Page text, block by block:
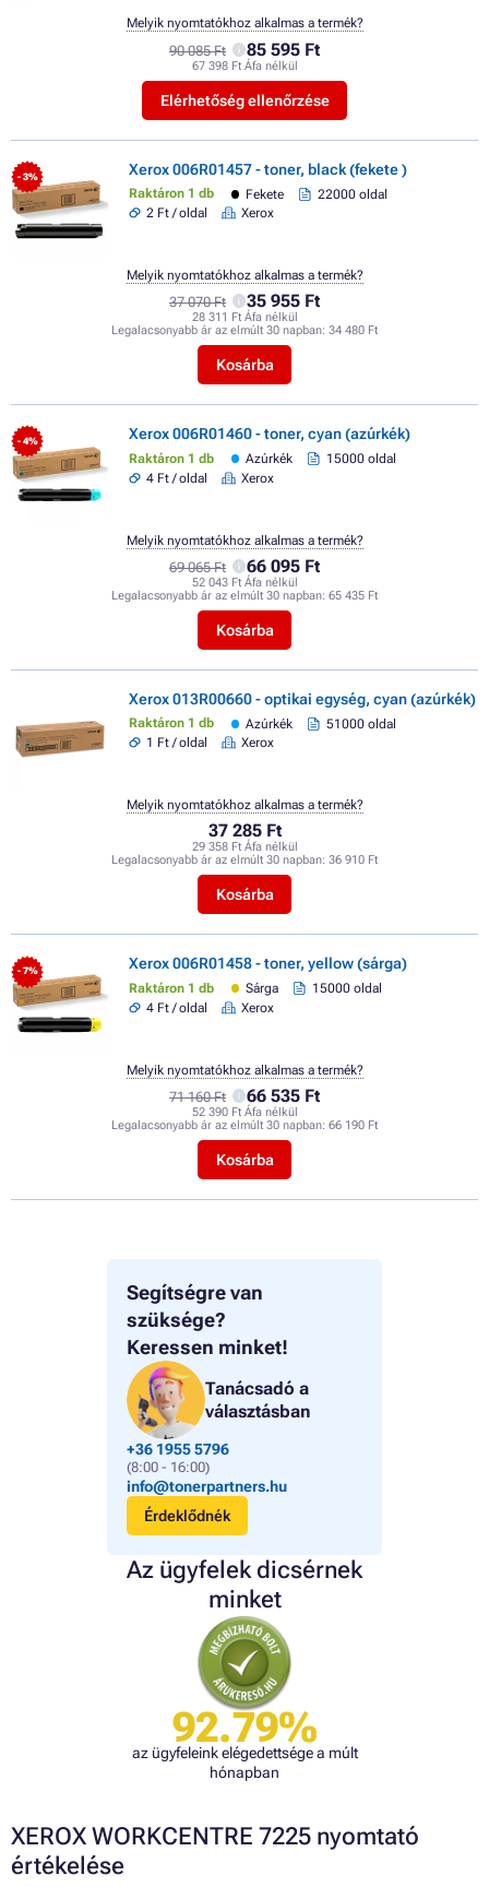
Segítségre van
szüksége?
Keressen minket!
Tanácsadó a
választásban
+36 1955 5796
(8:00 - 16:00)
info@tonerpartners.hu
Érdeklődnék
Az ügyfelek dicsérnek
minket
92.79%
az ügyfeleink elégedettsége a múlt
hónapban
90 085 Ft 85 595 Ft
67 398 Ft Áfa nélkül
Elérhetőség ellenőrzése
Melyik nyomtatókhoz alkalmas a termék?
- 3% Xerox 006R01457 - toner, black (fekete )
Raktáron 1 db Fekete
22000 oldal
2 Ft / oldal
Xerox
37 070 Ft 35 955 Ft
28 311 Ft Áfa nélkül
Legalacsonyabb ár az elmúlt 30 napban: 34 480 Ft
Kosárba
Melyik nyomtatókhoz alkalmas a termék?
- 4% Xerox 006R01460 - toner, cyan (azúrkék)
Raktáron 1 db Azúrkék
15000 oldal
4 Ft / oldal
Xerox
69 065 Ft 66 095 Ft
52 043 Ft Áfa nélkül
Legalacsonyabb ár az elmúlt 30 napban: 65 435 Ft
Kosárba
Melyik nyomtatókhoz alkalmas a termék?
Xerox 013R00660 - optikai egység, cyan (azúrkék)
Raktáron 1 db Azúrkék
51000 oldal
1 Ft / oldal
Xerox
37 285 Ft
29 358 Ft Áfa nélkül
Legalacsonyabb ár az elmúlt 30 napban: 36 910 Ft
Kosárba
Melyik nyomtatókhoz alkalmas a termék?
- 7% Xerox 006R01458 - toner, yellow (sárga)
Raktáron 1 db Sárga
15000 oldal
4 Ft / oldal
Xerox
71 160 Ft 66 535 Ft
52 390 Ft Áfa nélkül
Legalacsonyabb ár az elmúlt 30 napban: 66 190 Ft
Kosárba
Melyik nyomtatókhoz alkalmas a termék?
XEROX WORKCENTRE 7225 nyomtató
értékelése